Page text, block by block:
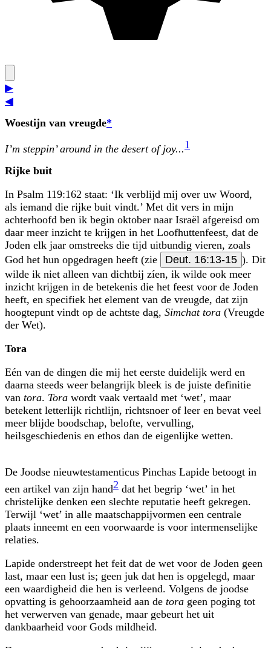
▶
◀
Woestijn van vreugde*
I’m steppin’ around in the desert of joy...1
Rijke buit
In Psalm 119:162 staat: ‘Ik verblijd mij over uw Woord,
als iemand die rijke buit vindt.’ Met dit vers in mijn
achterhoofd ben ik begin oktober naar Israël afgereisd om
daar meer inzicht te krijgen in het Loofhuttenfeest, dat de
Joden elk jaar omstreeks die tijd uitbundig vieren, zoals
God het hun opgedragen heeft (zie
Deut. 16:13-15 ). Dit
wilde ik niet alleen van dichtbij zíen, ik wilde ook meer
inzicht krijgen in de betekenis die het feest voor de Joden
heeft, en specifiek het element van de vreugde, dat zijn
hoogtepunt vindt op de achtste dag, Simchat tora (Vreugde
der Wet).
Tora
Eén van de dingen die mij het eerste duidelijk werd en
daarna steeds weer belangrijk bleek is de juiste definitie
van tora. Tora wordt vaak vertaald met ‘wet’, maar
betekent letterlijk richtlijn, richtsnoer of leer en bevat veel
meer blijde boodschap, belofte, vervulling,
heilsgeschiedenis en ethos dan de eigenlijke wetten.
De Joodse nieuwtestamenticus Pinchas Lapide betoogt in
een artikel van zijn hand2 dat het begrip ‘wet’ in het
christelijke denken een slechte reputatie heeft gekregen.
Terwijl ‘wet’ in alle maatschappijvormen een centrale
plaats inneemt en een voorwaarde is voor intermenselijke
relaties.
Lapide onderstreept het feit dat de wet voor de Joden geen
last, maar een lust is; geen juk dat hen is opgelegd, maar
een waardigheid die hen is verleend. Volgens de joodse
opvatting is gehoorzaamheid aan de tora geen poging tot
het verwerven van genade, maar gebeurt het uit
dankbaarheid voor Gods mildheid.